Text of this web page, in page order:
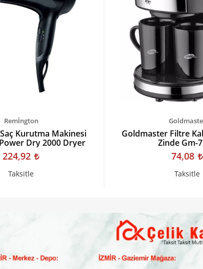
Remİngton
Kurutma Makinesi
Dry 2000 Dryer
224,92
Taksitle
Goldmaster Filtre
Zinde Gm-
74,08
Taksitle